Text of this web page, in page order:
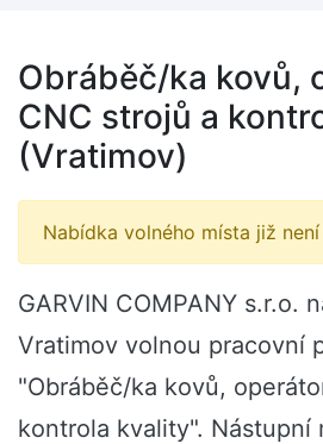
Obráběč/ka kovů,
CNC strojů a
(Vratimov)
Nabídka volného místa již
GARVIN COMPANY s.r.o.
Vratimov volnou pracovní
"Obráběč/ka kovů,
kontrola kvality".